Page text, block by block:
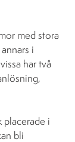
med stora
i
har två
placerade i
bli